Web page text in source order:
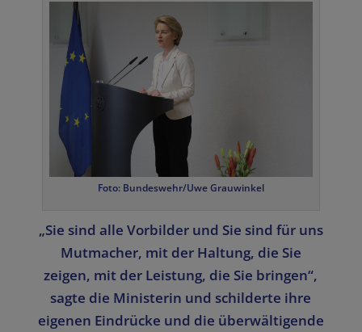
Foto: Bundeswehr/Uwe Grauwinkel
„Sie sind alle Vorbilder und Sie sind für uns
Mutmacher, mit der Haltung, die Sie
zeigen, mit der Leistung, die Sie bringen“,
sagte die Ministerin und schilderte ihre
eigenen Eindrücke und die überwältigende